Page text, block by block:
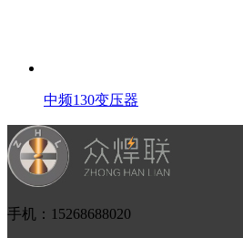
中频130变压器
手机：15268688020